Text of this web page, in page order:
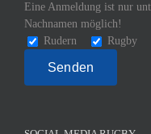
Eine Anmeldung ist nur
Nachnamen möglich!
Rudern
Rugby